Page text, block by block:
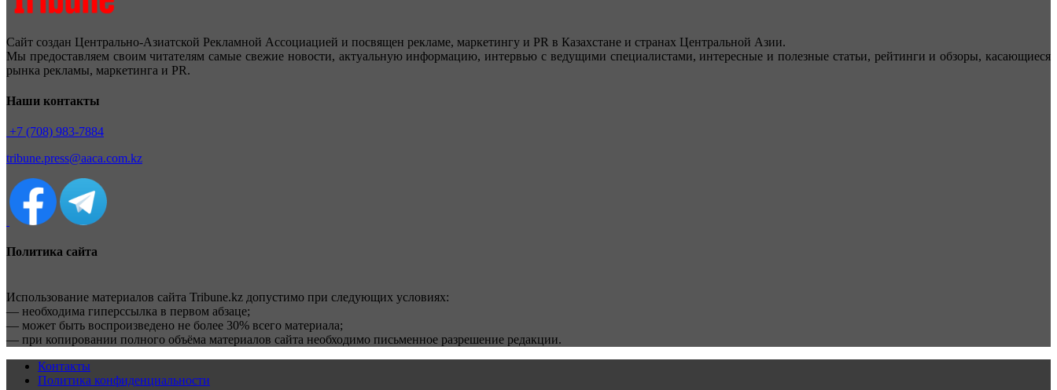
Сайт создан Центрально-Азиатской Рекламной Ассоциацией и посвящен рекламе, маркетингу и PR в Казахстане и странах Центральной Азии.
Мы предоставляем своим читателям самые свежие новости, актуальную информацию, интервью с ведущими специалистами, интересные и полезные статьи, рейтинги и обзоры, касающиеся
рынка рекламы, маркетинга и PR.
Наши контакты
+7 (708) 983-7884
tribune.press@aaca.com.kz
Политика сайта
Использование материалов сайта Tribune.kz допустимо при следующих условиях:
— необходима гиперссылка в первом абзаце;
— может быть воспроизведено не более 30% всего материала;
— при копировании полного объёма материалов сайта необходимо письменное разрешение редакции.
Контакты
Политика конфиденциальности